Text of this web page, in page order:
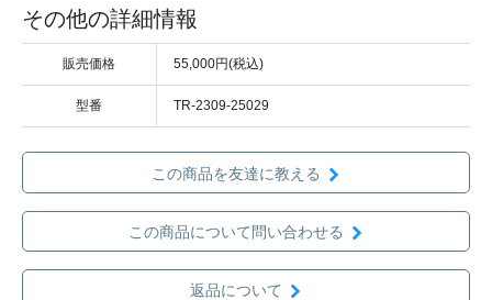
その他の詳細情報
販売価格 55,000円(税込)
型番 TR-2309-25029
この商品を友達に教える
この商品について問い合わせる
返品について